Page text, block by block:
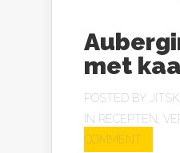
met
POSTED BY
IN RECEPTEN,
COMMENT